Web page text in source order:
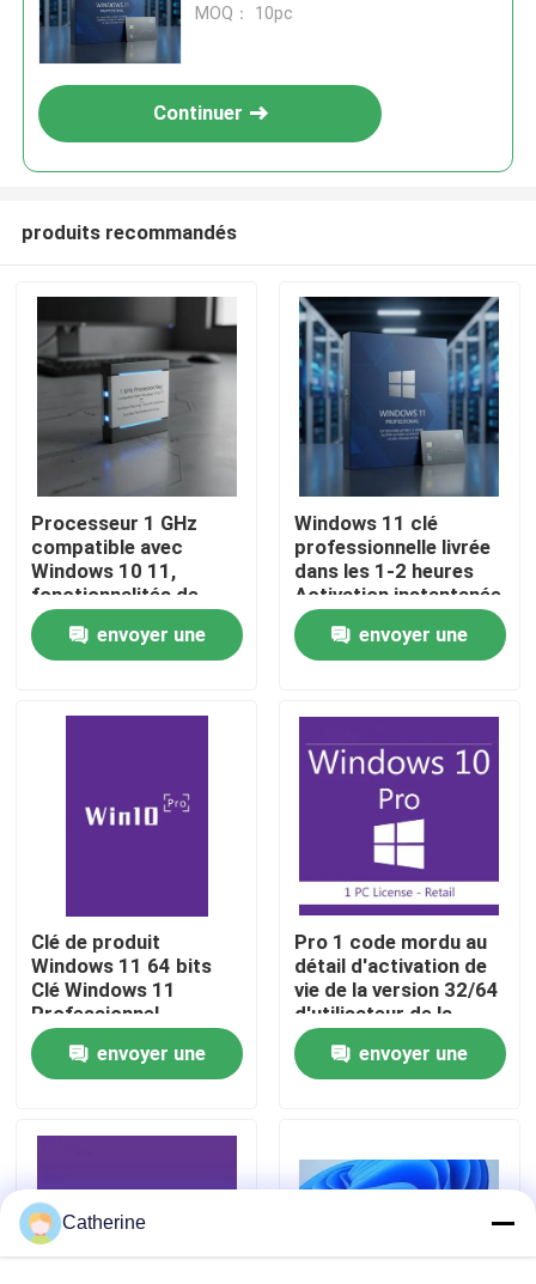
À la maison
Produits
À propos de nous
Nous contacter
Nouvelles
Office 2024 clé acheter
authentique Plateforme
MOQ： 10pc
Continuer
produits recommandés
Processeur 1 GHz
compatible avec
Windows 10 11,
fonctionnalités de
sécurité optimisées,
fonctionnement fluide,
adapté aux
envoyer une
Windows 11 clé
professionnelle livrée
dans les 1-2 heures
Activation instantanée
authentique
Plateforme Windows
Accès sécurisé
envoyer une
Clé de produit
Windows 11 64 bits
Clé Windows 11
Professionnel
Activation sécurisée
pour les entreprises et
solution de licence
envoyer une
Pro 1 code mordu au
détail d'activation de
vie de la version 32/64
d'utilisateur de la
victoire 10 plein
envoyer une
Catherine